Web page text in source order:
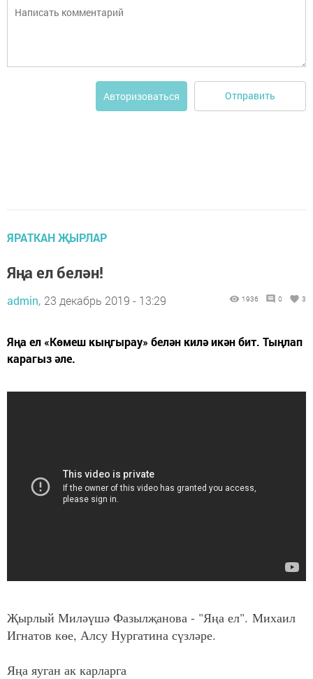
Авторизоваться Отправить
ЯРАТКАН ҖЫРЛАР
Яңа ел белән!
admin, 23 декабрь 2019 - 13:29 1936 0 3
Яңа ел «Көмеш кыңгырау» белән килә икән бит. Тыңлап
карагыз әле.
Җырлый Миләүшә Фазылҗанова - "Яңа ел". Михаил
Игнатов көе, Алсу Нургатина сүзләре.
Яңа яуган ак карларга